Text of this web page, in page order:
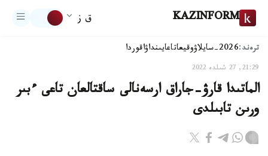
KAZINFORM ق ز
ترەند:2026-سايلاۋ وقيعاتاعايىنداۋاقوردا
21:29, 27 شىلدە 2022
الماتىدا قارۋ-جاراق ارسەنالى ساقتالعان تاعى ءبىر
ورىن تابىلدى